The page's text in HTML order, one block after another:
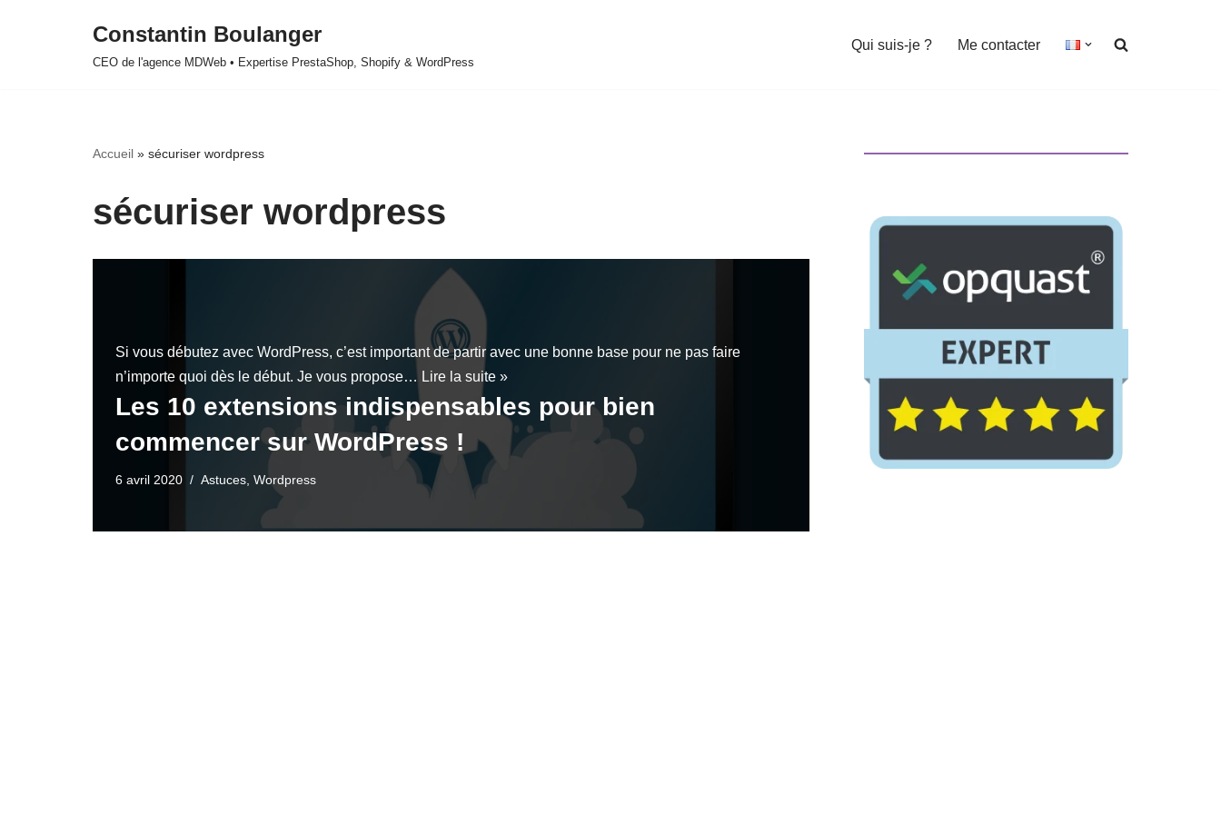
Constantin Boulanger
CEO de l'agence MDWeb • Expertise PrestaShop, Shopify & WordPress
Qui suis-je ? Me contacter
Accueil » sécuriser wordpress
sécuriser wordpress
Si vous débutez avec WordPress, c’est important de partir avec une bonne base pour ne pas faire
n’importe quoi dès le début. Je vous propose… Lire la suite »
Les 10 extensions indispensables pour bien
commencer sur WordPress !
6 avril 2020 Astuces Wordpress